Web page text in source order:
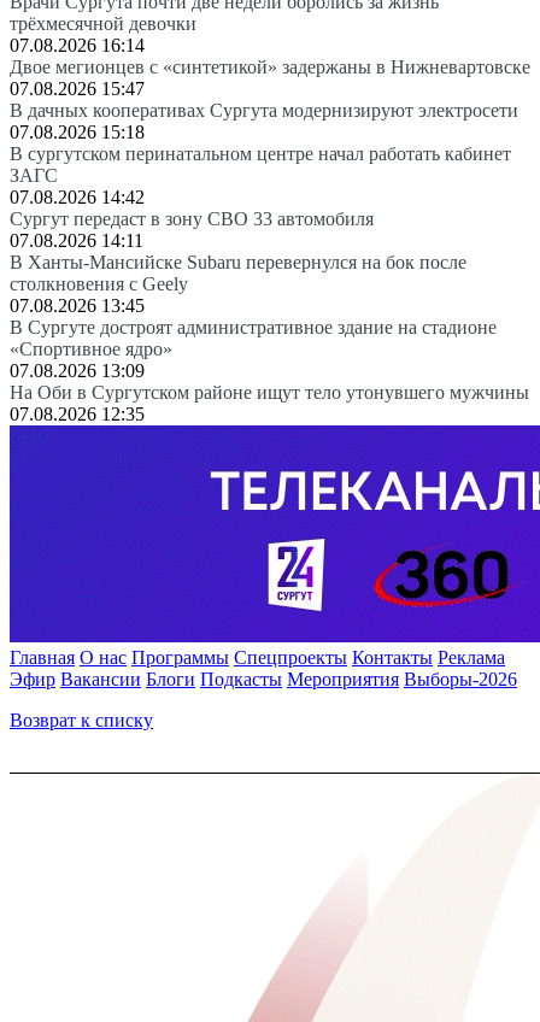
трёхмесячной девочки
07.08.2026 16:14
Двое мегионцев с «синтетикой» задержаны в Нижневартовске
07.08.2026 15:47
В дачных кооперативах Сургута модернизируют электросети
07.08.2026 15:18
В сургутском перинатальном центре начал работать кабинет
ЗАГС
07.08.2026 14:42
Сургут передаст в зону СВО 33 автомобиля
07.08.2026 14:11
В Ханты-Мансийске Subaru перевернулся на бок после
столкновения с Geely
07.08.2026 13:45
В Сургуте достроят административное здание на стадионе
«Спортивное ядро»
07.08.2026 13:09
На Оби в Сургутском районе ищут тело утонувшего мужчины
07.08.2026 12:35
Главная О нас Программы Спецпроекты Контакты Реклама
Эфир Вакансии Блоги Подкасты Мероприятия Выборы-2026
Возврат к списку